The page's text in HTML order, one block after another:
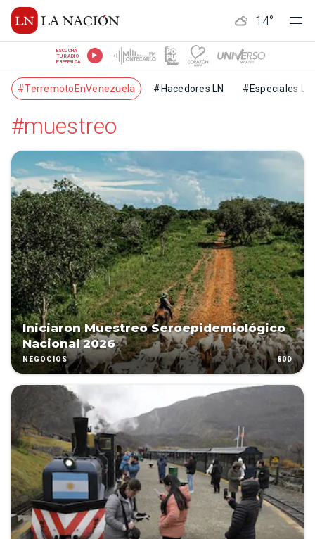
14°
ESCUCHÁ
TU RADIO
PREFERIDA
#TerremotoEnVenezuela #Hacedores LN #Especiales LN
#muestreo
Iniciaron Muestreo Seroepidemiológico
Nacional 2026
NEGOCIOS 80D